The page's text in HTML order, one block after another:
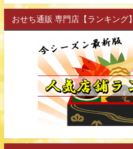
おせち通販 専門店【ランキング】